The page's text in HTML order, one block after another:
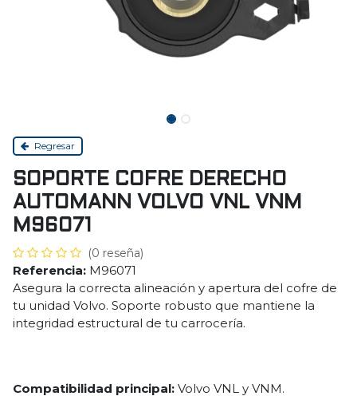
Regresar
SOPORTE COFRE DERECHO
AUTOMANN VOLVO VNL VNM
M96071
(0 reseña)
Referencia: M96071
Asegura la correcta alineación y apertura del cofre de
tu unidad Volvo. Soporte robusto que mantiene la
integridad estructural de tu carrocería.
Compatibilidad principal: Volvo VNL y VNM.